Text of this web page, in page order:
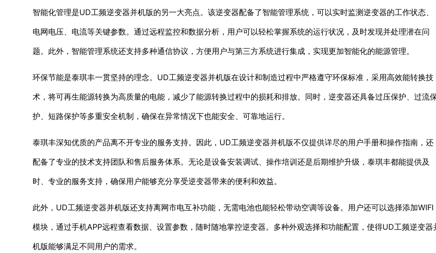
智能化管理是UD工频逆变器并机版的另一大亮点。该逆变器配备了智能管理系统，可以实时监测逆变器的工作状态、
电网电压、电流等关键参数。通过远程监控和数据分析，用户可以轻松掌握系统的运行状况，及时发现并处理潜在问
题。此外，智能管理系统还支持多种通信协议，方便用户与第三方系统进行集成，实现更加智能化的能源管理。
环保节能是泰琪丰一贯坚持的理念。UD工频逆变器并机版在设计和制造过程中严格遵守环保标准，采用高效能转换技
术，将可再生能源转换为高质量的电能，减少了能源转换过程中的损耗和排放。同时，逆变器还具备过压保护、过流
护、短路保护等多重安全机制，确保在异常情况下也能安全、可靠地运行。
泰琪丰深知优质的产品离不开专业的服务支持。因此，UD工频逆变器并机版不仅提供详尽的用户手册和操作指南，还
配备了专业的技术支持团队和售后服务体系。无论是设备安装调试、操作培训还是后期维护升级，泰琪丰都能提供及
时、专业的服务支持，确保用户能够充分享受逆变器带来的便利和效益。
此外，UD工频逆变器并机版还支持离网市电互补功能，无需电池也能轻松带动空调等设备。用户还可以选择添加WIFI
模块，通过手机APP远程查看数据、设置参数，随时随地掌控逆变器。多种外观选择和功能配置，使得UD工频逆变器
机版能够满足不同用户的需求。